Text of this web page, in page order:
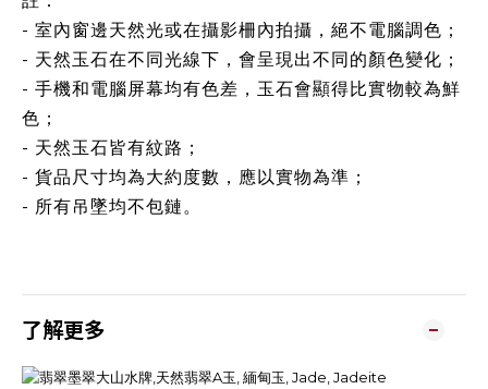
- 室內窗邊天然光或在攝影柵內拍攝，絕不電腦調色；
- 天然玉石在不同光線下，會呈現出不同的顏色變化；
- 手機和電腦屏幕均有色差，玉石會顯得比實物較為鮮
色；
- 天然玉石皆有紋路；
- 貨品尺寸均為大約度數，應以實物為準；
- 所有吊墜均不包鏈。
了解更多